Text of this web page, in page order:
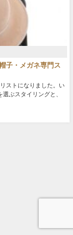
子・メガネ専門ス
ストになりました。い
ぶスタイリングと、